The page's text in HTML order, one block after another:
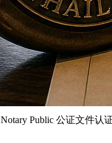
Notary Public 公证文件认